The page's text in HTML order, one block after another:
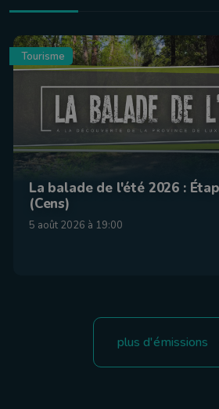
Tourisme
La balade de l'été 2026 :
(Cens)
5 août 2026 à 19:00
plus d'émissions